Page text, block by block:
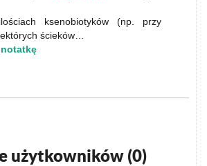
ksenobiotyków (np. przy
ścieków…
notatkę
użytkowników (0)